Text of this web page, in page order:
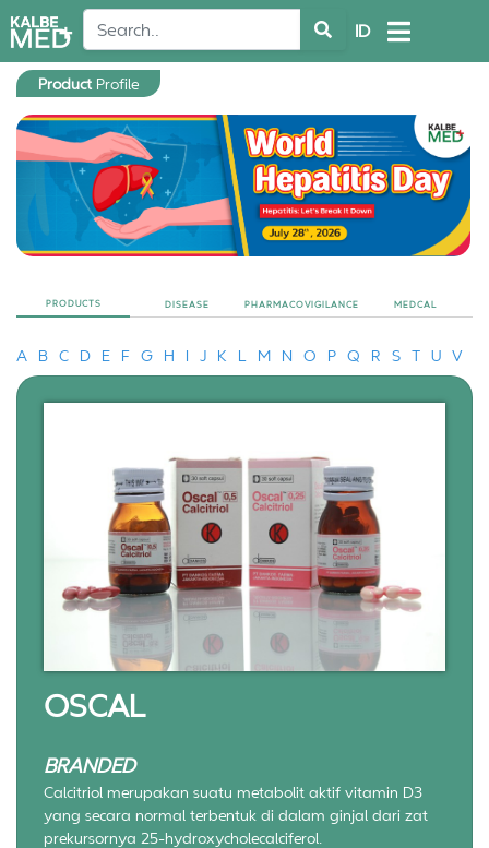
ID
Product Profile
PRODUCTS DISEASE PHARMACOVIGILANCE MEDCAL
A B C D E F G H I J K L M N O P Q R S T U V
OSCAL
BRANDED
Calcitriol merupakan suatu metabolit aktif vitamin D3
yang secara normal terbentuk di dalam ginjal dari zat
prekursornya 25-hydroxycholecalciferol.